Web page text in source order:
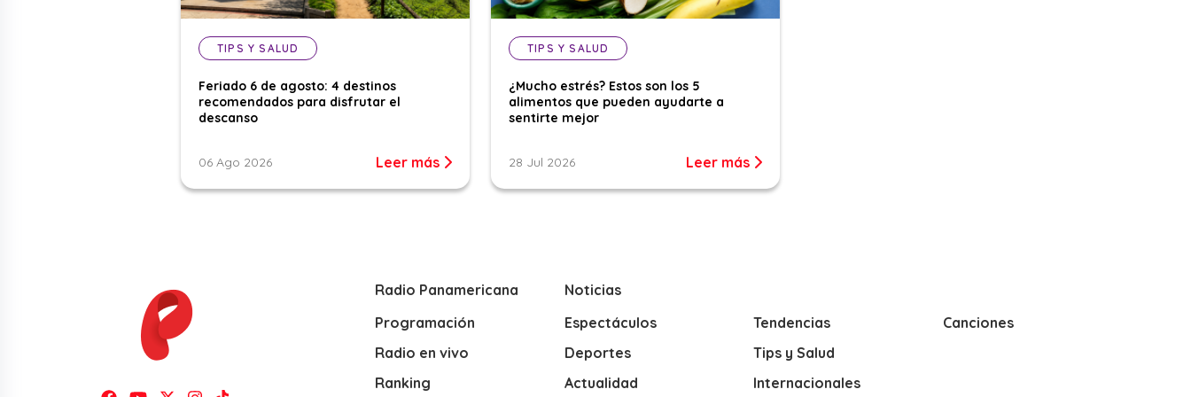
TIPS Y SALUD
Feriado 6 de agosto: 4 destinos
recomendados para disfrutar el
descanso
06 Ago 2026 Leer más
TIPS Y SALUD
¿Mucho estrés? Estos son los 5
alimentos que pueden ayudarte a
sentirte mejor
28 Jul 2026 Leer más
Radio Panamericana
Programación
Radio en vivo
Ranking
Noticias
Espectáculos
Deportes
Actualidad
Tendencias
Tips y Salud
Internacionales
Canciones